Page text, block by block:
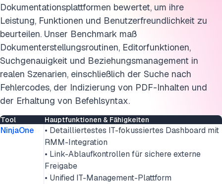
Dokumentationsplattformen bewertet, um ihre
Leistung, Funktionen und Benutzerfreundlichkeit zu
beurteilen. Unser Benchmark maß
Dokumenterstellungsroutinen, Editorfunktionen,
Suchgenauigkeit und Beziehungsmanagement in
realen Szenarien, einschließlich der Suche nach
Fehlercodes, der Indizierung von PDF-Inhalten und
der Erhaltung von Befehlsyntax.
Tool Hauptfunktionen & Fähigkeiten
NinjaOne
• Detailliertestes IT-fokussiertes Dashboard mit
RMM-Integration
• Link-Ablaufkontrollen für sichere externe
Freigabe
• Unified IT-Management-Plattform
FAQs
Diese Forschung zitieren